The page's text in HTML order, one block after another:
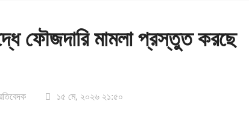
ফৌজদারি মামলা প্রস্তুত করছে
১৫ মে, ২০২৬ ২১:৫০